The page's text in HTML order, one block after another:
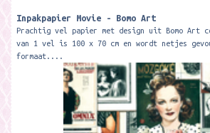
Inpakpapier Movie - Bomo Art
Prachtig vel papier met design uit Bomo Art
van 1 vel is 100 x 70 cm en wordt netjes
formaat....